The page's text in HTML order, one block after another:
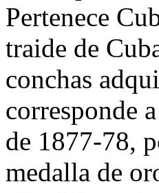
Pertenece
traide de
conchas
corresponde
de 1877-78,
medalla de